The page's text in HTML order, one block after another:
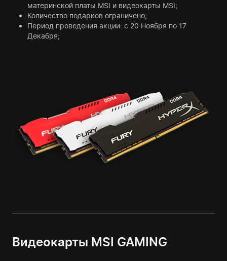
материнской платы MSI и видеокарты MSI;
Количество подарков ограничено;
Период проведения акции: с 20 Ноября по 17
Декабря;
Видеокарты MSI GAMING